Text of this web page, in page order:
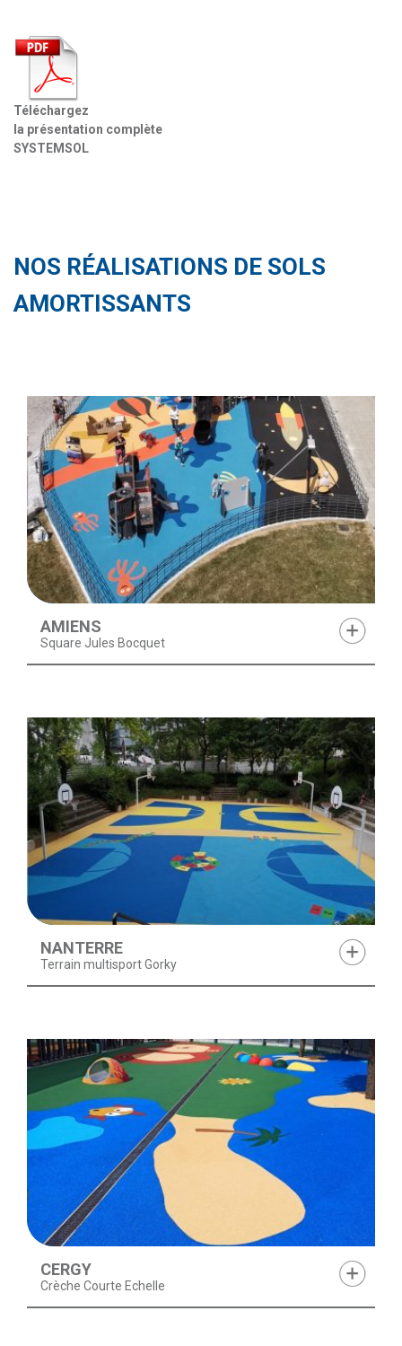
Téléchargez
la présentation complète
SYSTEMSOL
NOS RÉALISATIONS DE SOLS
AMORTISSANTS
AMIENS
Square Jules Bocquet
NANTERRE
Terrain multisport Gorky
CERGY
Crèche Courte Echelle